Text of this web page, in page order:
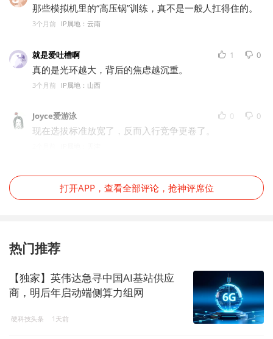
那些模拟机里的“高压锅”训练，真不是一般人扛得住的。
3个月前 IP属地：云南
就是爱吐槽啊 1 0
真的是光环越大，背后的焦虑越沉重。
3个月前 IP属地：山西
Joyce爱游泳 0 0
现在选拔标准放宽了，反而入行竞争更卷了。
打开APP，查看全部评论，抢神评席位
热门推荐
【独家】英伟达急寻中国AI基站供应
商，明后年启动端侧算力组网
硬科技头条 1天前